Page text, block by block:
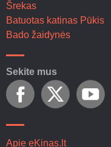
Šrekas
Batuotas katinas Pūkis
Bado žaidynės
Sekite mus
Apie eKinas.lt